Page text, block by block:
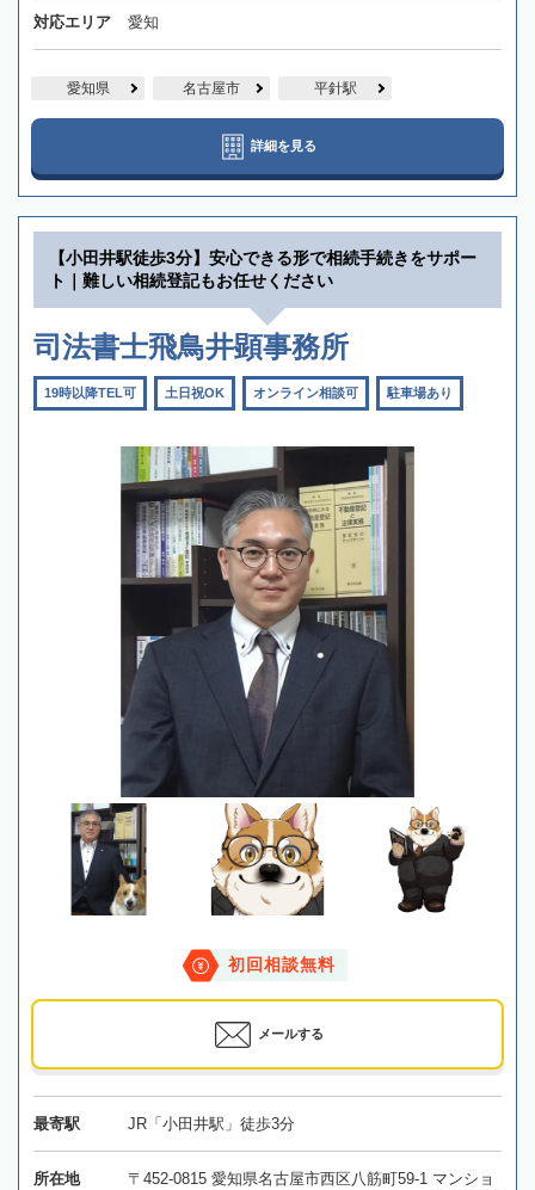
対応エリア 愛知
愛知県 名古屋市 平針駅
詳細を見る
【小田井駅徒歩3分】安心できる形で相続手続きをサポー
ト｜難しい相続登記もお任せください
司法書士飛鳥井顕事務所
19時以降TEL可 土日祝OK オンライン相談可 駐車場あり
初回相談無料
メールする
最寄駅 JR「小田井駅」徒歩3分
所在地
〒452-0815 愛知県名古屋市西区八筋町59-1 マンショ